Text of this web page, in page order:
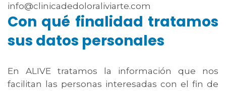
info@clinicadedoloraliviarte.com
Con qué finalidad tratamos
sus datos personales
En ALIVE tratamos la información que nos
facilitan las personas interesadas con el fin de